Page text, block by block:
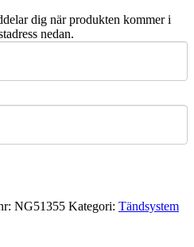
dig när produkten kommer i
nedan.
NG51355 Kategori: Tändsystem